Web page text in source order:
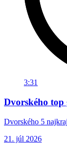
3:31
Dvorského top
Dvorského 5
21. júl 2026